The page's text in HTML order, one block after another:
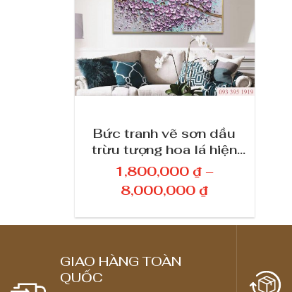
Bức tranh vẽ sơn dầu
trừu tượng hoa lá hiện
đại đẹp 3D treo tường
trang trí 229
1,800,000₫ –
8,000,000₫K
o
GIAO HÀNG TOÀN
QUỐC